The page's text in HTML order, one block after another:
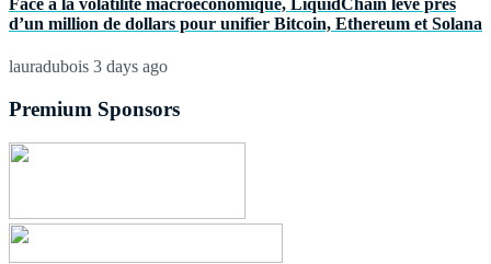
d’un million de dollars pour unifier Bitcoin, Ethereum et Solana
lauradubois 3 days ago
Premium Sponsors